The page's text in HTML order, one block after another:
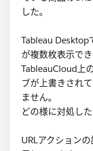
した。
Tableau Desktop
が複数枚表示で
TableauCloud上
ブが上書きされ
ません。
どの様に対処し
URLアクション